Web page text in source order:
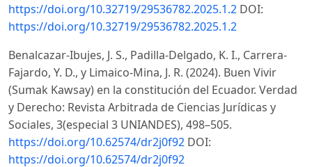
https://doi.org/10.32719/29536782.2025.1.2 DOI:
https://doi.org/10.32719/29536782.2025.1.2
Benalcazar-Ibujes, J. S., Padilla-Delgado, K. I., Carrera-
Fajardo, Y. D., y Limaico-Mina, J. R. (2024). Buen Vivir
(Sumak Kawsay) en la constitución del Ecuador. Verdad
y Derecho: Revista Arbitrada de Ciencias Jurídicas y
Sociales, 3(especial 3 UNIANDES), 498–505.
https://doi.org/10.62574/dr2j0f92 DOI:
https://doi.org/10.62574/dr2j0f92